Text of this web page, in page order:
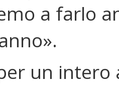
a farlo
un intero